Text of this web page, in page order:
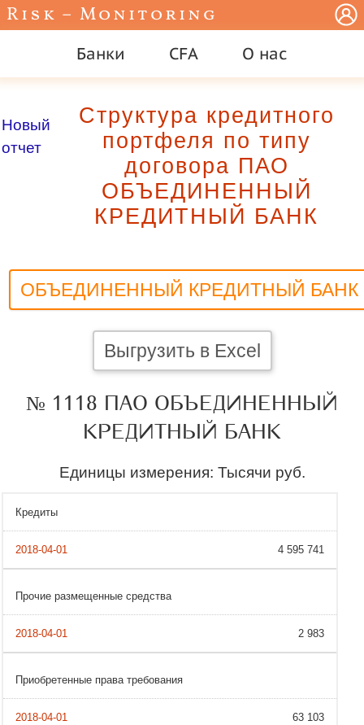
Risk – Monitoring
Банки CFA О нас
Новый
отчет
Структура кредитного
портфеля по типу
договора ПАО
ОБЪЕДИНЕННЫЙ
КРЕДИТНЫЙ БАНК
ОБЪЕДИНЕННЫЙ КРЕДИТНЫЙ БАНК
Выгрузить в Excel
№ 1118 ПАО ОБЪЕДИНЕННЫЙ
КРЕДИТНЫЙ БАНК
Единицы измерения: Тысячи руб.
Кредиты
4 595 741
Прочие размещенные средства
2 983
Приобретенные права требования
63 103